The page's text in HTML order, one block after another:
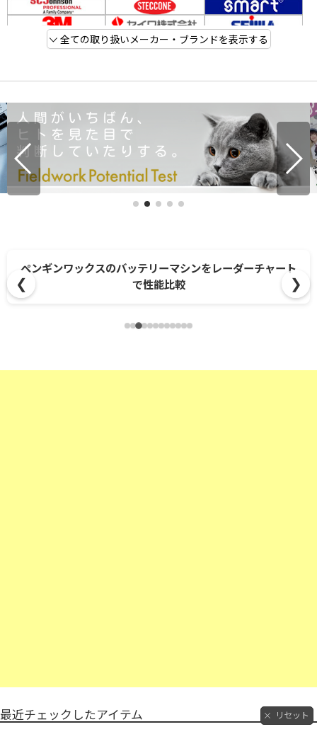
全ての取り扱いメーカー・ブランドを表示する
ペンギンワックスのバッテリーマシンをレーダーチャート
で性能比較
❮ ❯
最近チェックしたアイテム リセット